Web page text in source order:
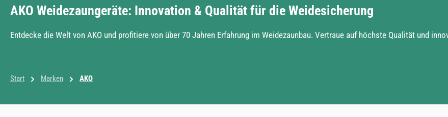
AKO Weidezaungeräte: Innovation & Qualität für die Weidesicherung
Entdecke die Welt von AKO und profitiere von über 70 Jahren Erfahrung im Weidezaunbau. Vertraue auf höchste Qualität und
Start Marken AKO